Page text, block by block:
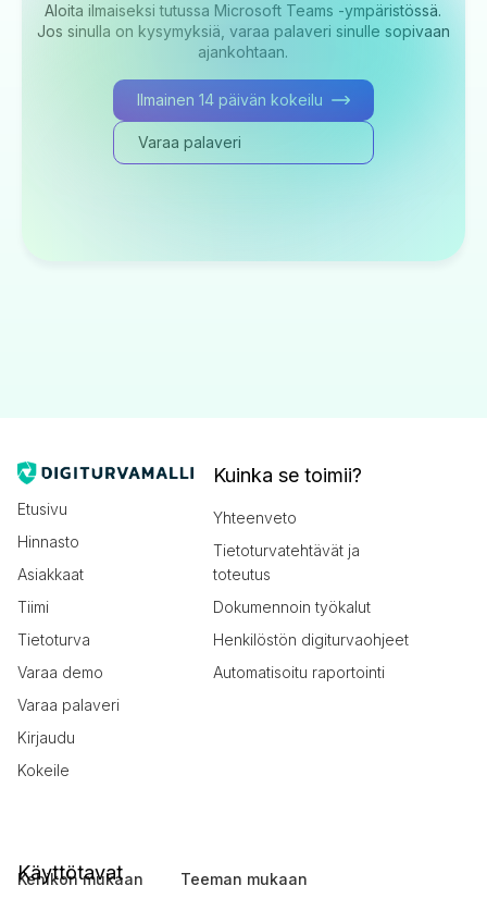
Aloita ilmaiseksi tutussa Microsoft Teams -ympäristössä.
Jos sinulla on kysymyksiä, varaa palaveri sinulle sopivaan
ajankohtaan.
Ilmainen 14 päivän kokeilu
Varaa palaveri
Etusivu
Hinnasto
Asiakkaat
Tiimi
Tietoturva
Varaa demo
Varaa palaveri
Kirjaudu
Kokeile
Kuinka se toimii?
Yhteenveto
Tietoturvatehtävät ja
toteutus
Dokumennoin työkalut
Henkilöstön digiturvaohjeet
Automatisoitu raportointi
Käyttötavat
Kehikon mukaan
Teeman mukaan